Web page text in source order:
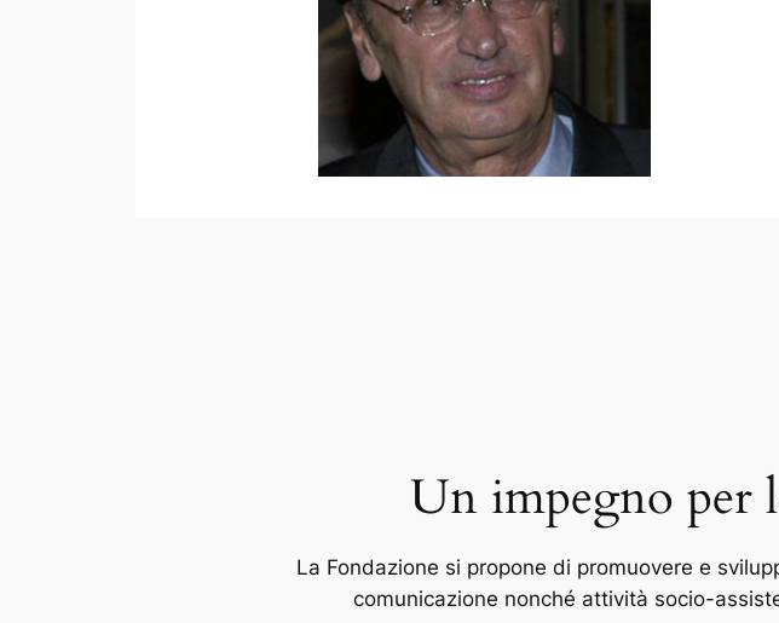
Un impegno per
La Fondazione si propone di promuovere e
comunicazione nonché attività socio-